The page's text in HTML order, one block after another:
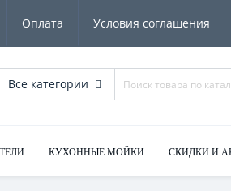
Оплата Условия соглашения
Все категории
КУХОННЫЕ МОЙКИ СКИДКИ И